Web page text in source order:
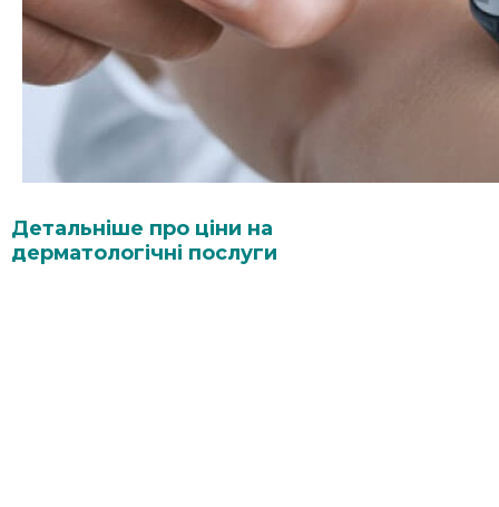
Детальніше про ціни на
дерматологічні послуги